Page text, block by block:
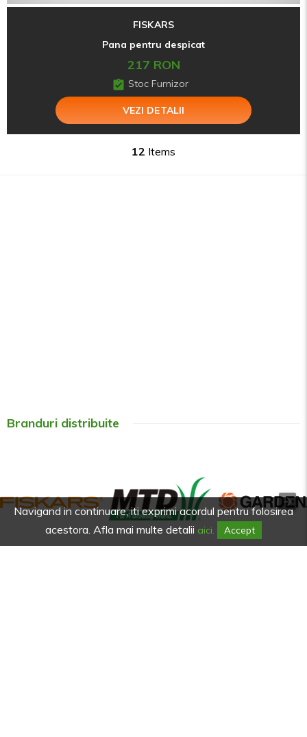
FISKARS
Pana pentru despicat
217 RON
Stoc Furnizor
VEZI DETALII
12 Items
Branduri distribuite
Navigand in continuare, iti exprimi acordul pentru folosirea
acestora. Afla mai multe detalii aici. Accept